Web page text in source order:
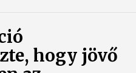
hogy jövő